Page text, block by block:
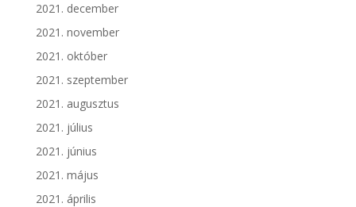
2021. december
2021. november
2021. október
2021. szeptember
2021. augusztus
2021. július
2021. június
2021. május
2021. április